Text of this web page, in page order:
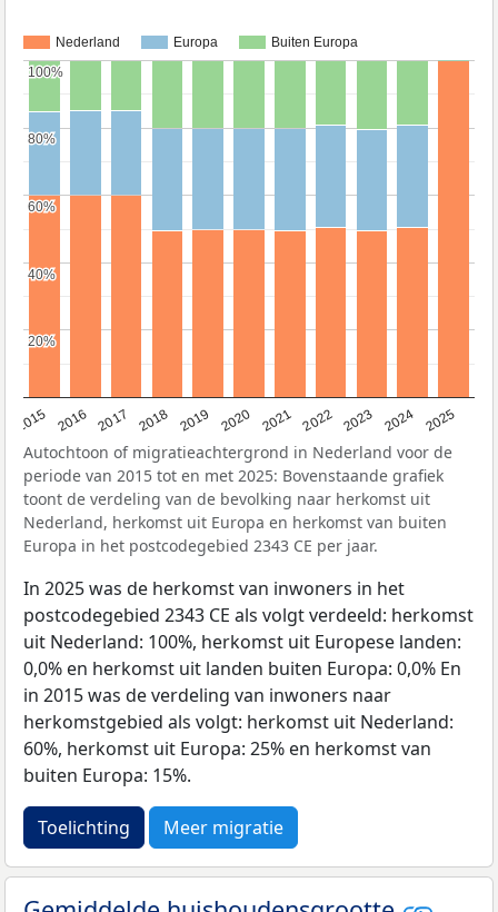
Nederland Europa Buiten Europa
2015 2016 2017 2018 2019 2020 2021 2022 2023 2024 2025
20%
20%
40%
40%
60%
60%
80%
80%
100%
100%
Autochtoon of migratieachtergrond in Nederland voor de
periode van 2015 tot en met 2025: Bovenstaande grafiek
toont de verdeling van de bevolking naar herkomst uit
Nederland, herkomst uit Europa en herkomst van buiten
Europa in het postcodegebied 2343 CE per jaar.
In 2025 was de herkomst van inwoners in het
postcodegebied 2343 CE als volgt verdeeld: herkomst
uit Nederland: 100%, herkomst uit Europese landen:
0,0% en herkomst uit landen buiten Europa: 0,0% En
in 2015 was de verdeling van inwoners naar
herkomstgebied als volgt: herkomst uit Nederland:
60%, herkomst uit Europa: 25% en herkomst van
buiten Europa: 15%.
Toelichting Meer migratie